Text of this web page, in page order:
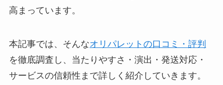
高まっています。
本記事では、そんなオリパレットの口コミ・評判
を徹底調査し、当たりやすさ・演出・発送対応・
サービスの信頼性まで詳しく紹介していきます。